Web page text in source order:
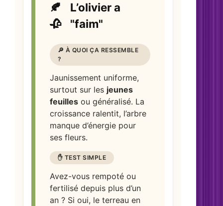
🍂
🥀
L’olivier a
"faim"
🔎 À QUOI ÇA RESSEMBLE
?
Jaunissement uniforme,
surtout sur les jeunes
feuillesou généralisé. La
croissance ralentit, l’arbre
manque d’énergie pour
ses fleurs.
✋ TEST SIMPLE
Avez-vous rempoté ou
fertilisé depuis plus d’un
an ? Si oui, le terreau en